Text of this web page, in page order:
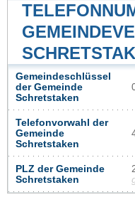
Gemeindeschlüssel
der Gemeinde
Schretstaken
Telefonvorwahl der
Gemeinde
Schretstaken
PLZ der Gemeinde
Schretstaken